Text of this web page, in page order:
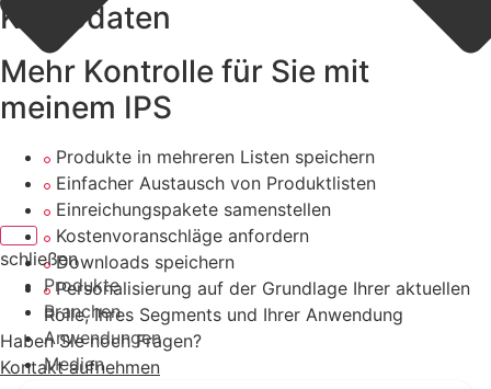
schließen
Produkte
Branchen
Anwendungen
Medien
Kontodaten
Mehr Kontrolle für Sie mit
meinem IPS
Produkte in mehreren Listen speichern
Einfacher Austausch von Produktlisten
Einreichungspakete samenstellen
Kostenvoranschläge anfordern
Downloads speichern
Personalisierung auf der Grundlage Ihrer aktuellen
Rolle, Ihres Segments und Ihrer Anwendung
Haben Sie noch Fragen?
Kontakt aufnehmen